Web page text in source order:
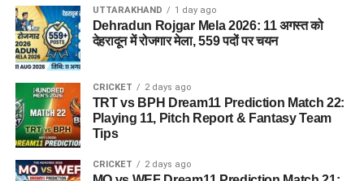
UTTARAKHAND 1 day ago
Dehradun Rojgar Mela 2026: 11 अगस्त को
देहरादून में रोजगार मेला, 559 पदों पर चयन
CRICKET 2 days ago
TRT vs BPH Dream11 Prediction Match 22:
Playing 11, Pitch Report & Fantasy Team
Tips
CRICKET 2 days ago